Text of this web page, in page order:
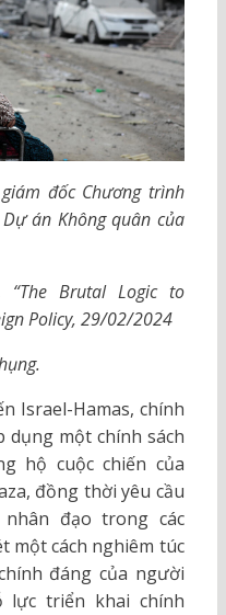
đốc Chương trình
án Không quân của
“The Brutal Logic to
Policy, 29/02/2024
Israel-Hamas, chính
dụng một chính sách
hộ cuộc chiến của
đồng thời yêu cầu
đạo trong các
một cách nghiêm túc
đáng của người
lực triển khai chính